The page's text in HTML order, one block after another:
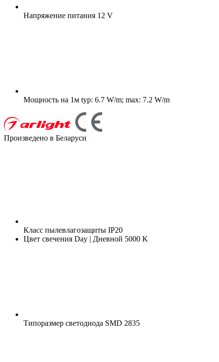
Напряжение питания 12 V
Мощность на 1м typ: 6.7 W/m; max: 7.2 W/m
Произведено в Беларуси
Класс пылевлагозащиты IP20
Цвет свечения Day | Дневной 5000 K
Типоразмер светодиода SMD 2835